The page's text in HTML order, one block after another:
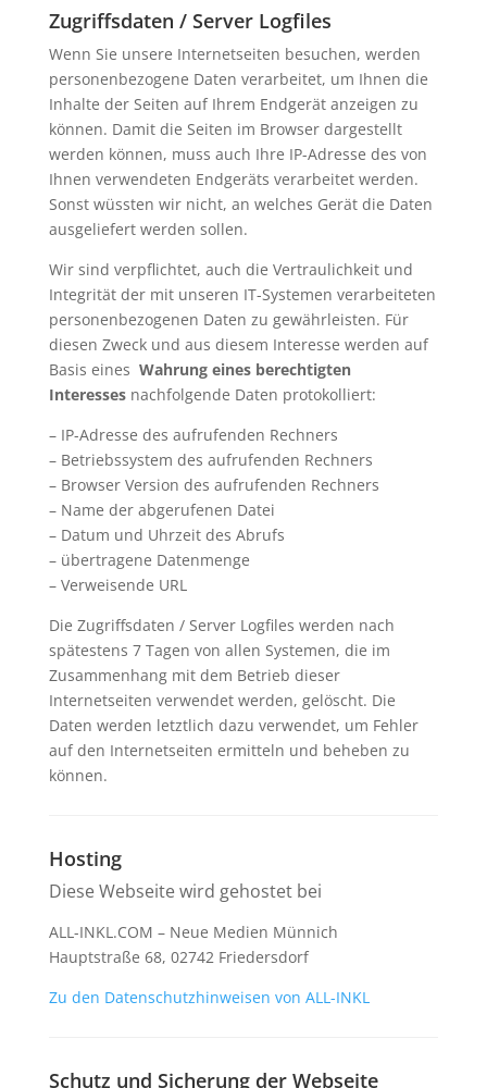
Zugriffsdaten / Server Logfiles
Wenn Sie unsere Internetseiten besuchen, werden
personenbezogene Daten verarbeitet, um Ihnen die
Inhalte der Seiten auf Ihrem Endgerät anzeigen zu
können. Damit die Seiten im Browser dargestellt
werden können, muss auch Ihre IP-Adresse des von
Ihnen verwendeten Endgeräts verarbeitet werden.
Sonst wüssten wir nicht, an welches Gerät die Daten
ausgeliefert werden sollen.
Wir sind verpflichtet, auch die Vertraulichkeit und
Integrität der mit unseren IT-Systemen verarbeiteten
personenbezogenen Daten zu gewährleisten. Für
diesen Zweck und aus diesem Interesse werden auf
Basis eines Wahrung eines berechtigten
Interesses nachfolgende Daten protokolliert:
– IP-Adresse des aufrufenden Rechners
– Betriebssystem des aufrufenden Rechners
– Browser Version des aufrufenden Rechners
– Name der abgerufenen Datei
– Datum und Uhrzeit des Abrufs
– übertragene Datenmenge
– Verweisende URL
Die Zugriffsdaten / Server Logfiles werden nach
spätestens 7 Tagen von allen Systemen, die im
Zusammenhang mit dem Betrieb dieser
Internetseiten verwendet werden, gelöscht. Die
Daten werden letztlich dazu verwendet, um Fehler
auf den Internetseiten ermitteln und beheben zu
können.
Hosting
Diese Webseite wird gehostet bei
ALL-INKL.COM – Neue Medien Münnich
Hauptstraße 68, 02742 Friedersdorf
Zu den Datenschutzhinweisen von ALL-INKL
Schutz und Sicherung der Webseite